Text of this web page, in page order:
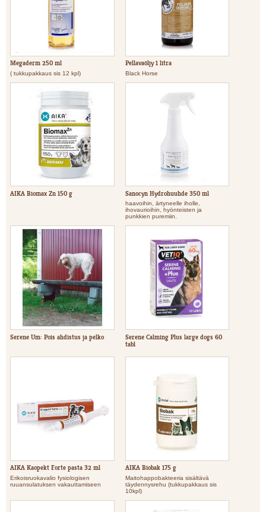
Megaderm 250 ml
( tukkupakkaus sis 12 kpl)
Pellavaöljy 1 litra
Black Horse
AIKA Biomax Zn 150 g Sanocyn Hydrohuuhde 350 ml
haavoihin, ärtyneelle iholle,
ihovaurioihin, hyönteisten ja
punkkien puremiin.
Serene Um: Pois ahdistus ja pelko
Serene Calming Plus large dogs 60
tabl
AIKA Kaopekt Forte pasta 32 ml
Erikoisruokavalio fysiologisen
ruuansulatuksen vakauttamiseen
AIKA Biobak 175 g
Maitohappobakteeria sisältävä
täydennysrehu (tukkupakkaus sis
10kpl)